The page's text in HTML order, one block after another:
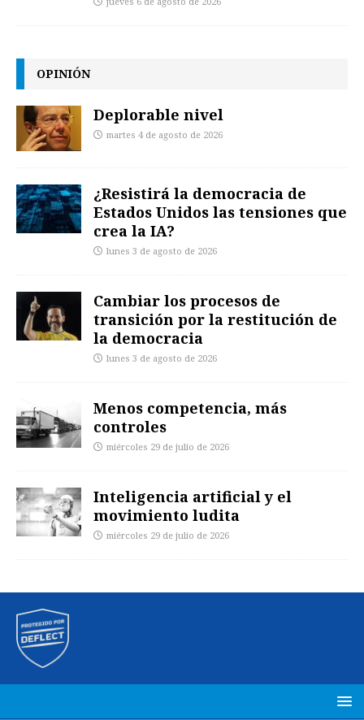
OPINIÓN
Deplorable nivel
martes 4 de agosto de 2026
¿Resistirá la democracia de
Estados Unidos las tensiones que
crea la IA?
lunes 3 de agosto de 2026
Cambiar los procesos de
transición por la restitución de
la democracia
lunes 3 de agosto de 2026
Menos competencia, más
controles
miércoles 29 de julio de 2026
Inteligencia artificial y el
movimiento ludita
miércoles 29 de julio de 2026